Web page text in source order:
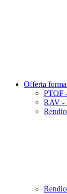
Offerta
PTOF
RAV -